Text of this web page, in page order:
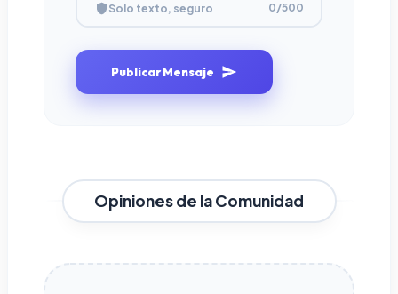
Solo texto, seguro 0/500
Publicar Mensaje
Opiniones de la Comunidad